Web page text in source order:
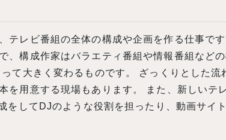
レビ番組の全体の構成や企画を作る仕事で
構成作家はバラエティ番組や情報番組など
て大きく変わるものです。 ざっくりとした流
用意する現場もあります。 また、新しいテ
してDJのような役割を担ったり、動画サイ